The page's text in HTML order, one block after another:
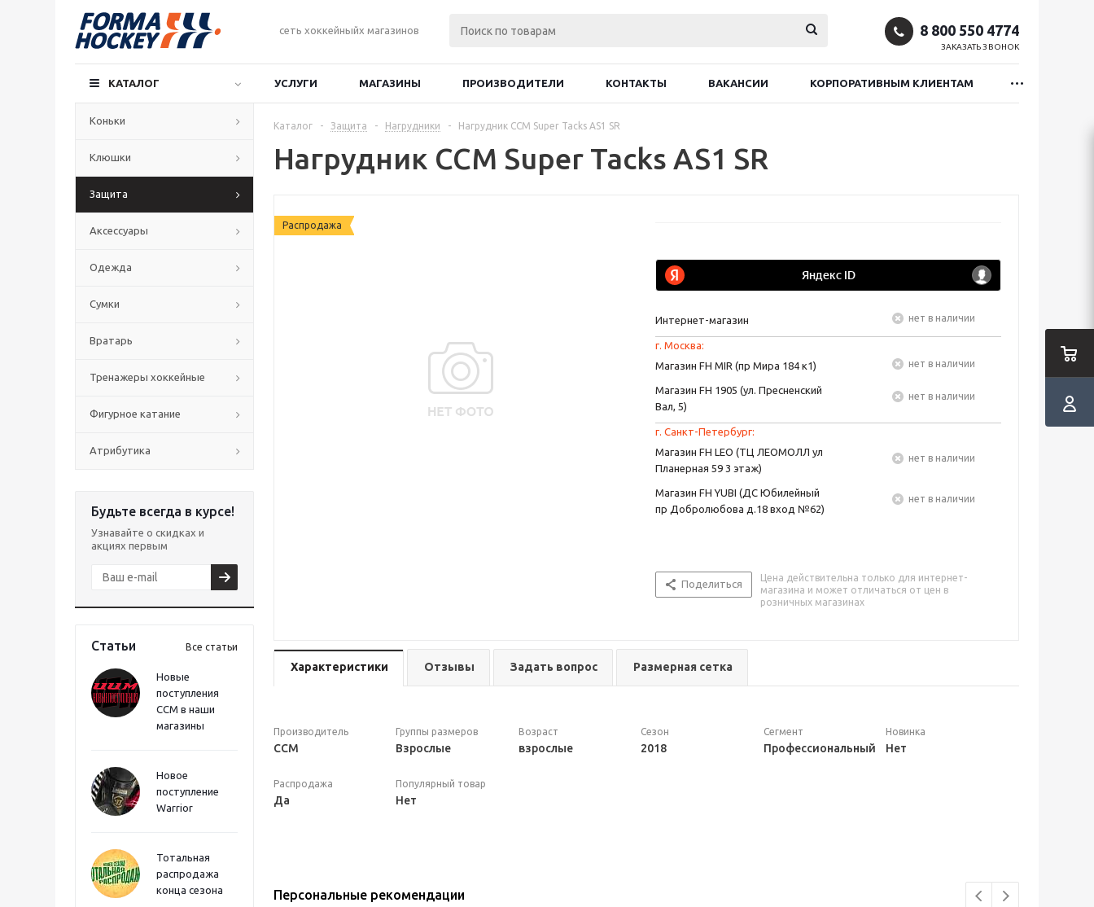
сеть хоккейныйх магазинов 8 800 550 4774
ЗАКАЗАТЬ ЗВОНОК
КАТАЛОГ УСЛУГИ МАГАЗИНЫ ПРОИЗВОДИТЕЛИ КОНТАКТЫ ВАКАНСИИ КОРПОРАТИВНЫМ КЛИЕНТАМ
Коньки
Клюшки
Защита
Аксессуары
Одежда
Сумки
Вратарь
Тренажеры хоккейные
Фигурное катание
Атрибутика
Будьте всегда в курсе!
Узнавайте о скидках и
акциях первым
Статьи Все статьи
Новые
поступления
CCM в наши
магазины
Новое
поступление
Warrior
Тотальная
распродажа
конца сезона
Каталог - Защита - Нагрудники - Нагрудник CCM Super Tacks AS1 SR
Нагрудник CCM Super Tacks AS1 SR
Распродажа
Интернет-магазин Нет в наличии
г. Москва:
Магазин FH MIR (пр Мира 184 к1)
Нет в наличии
Магазин FH 1905 (ул. Пресненский
Вал, 5)
Нет в наличии
г. Санкт-Петербург:
Магазин FH LEO (ТЦ ЛЕОМОЛЛ ул
Планерная 59 3 этаж)
Нет в наличии
Магазин FH YUBI (ДС Юбилейный
пр Добролюбова д.18 вход №62)
Нет в наличии
Поделиться
Цена действительна только для интернет-
магазина и может отличаться от цен в
розничных магазинах
Характеристики Отзывы Задать вопрос Размерная сетка
Производитель
CCM
Группы размеров
Взрослые
Возраст
взрослые
Сезон
2018
Сегмент
Профессиональный
Новинка
Нет
Распродажа
Да
Популярный товар
Нет
Персональные рекомендации